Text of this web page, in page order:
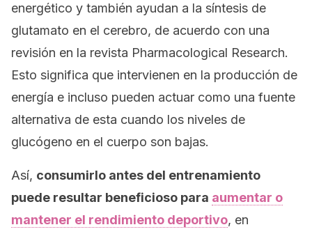
energético y también ayudan a la síntesis de
glutamato en el cerebro, de acuerdo con una
revisión en la revista Pharmacological Research.
Esto significa que intervienen en la producción de
energía e incluso pueden actuar como una fuente
alternativa de esta cuando los niveles de
glucógeno en el cuerpo son bajas.
Así, consumirlo antes del entrenamiento
puede resultar beneficioso para aumentar o
mantener el rendimiento deportivo, en